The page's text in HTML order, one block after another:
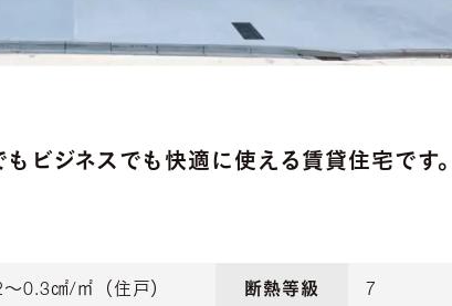
ビジネスでも快適に使える賃貸住宅です。
0.3㎠/㎡（住戸） 断熱等級 7